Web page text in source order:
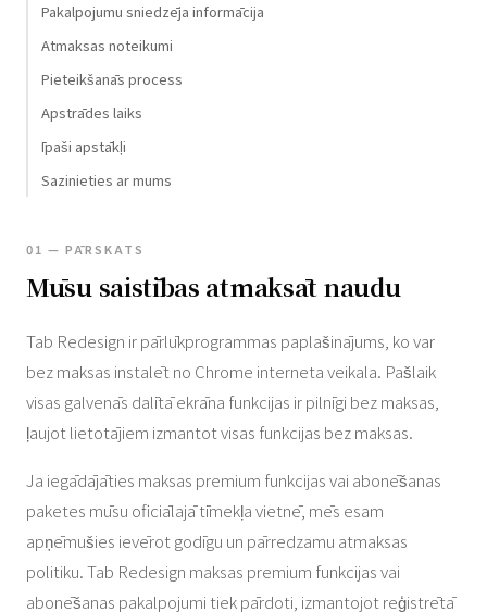
Pakalpojumu sniedzēja informācija
Atmaksas noteikumi
Pieteikšanās process
Apstrādes laiks
Īpaši apstākļi
Sazinieties ar mums
01 — PĀRSKATS
Mūsu saistības atmaksāt naudu
Tab Redesign ir pārlūkprogrammas paplašinājums, ko var
bez maksas instalēt no Chrome interneta veikala. Pašlaik
visas galvenās dalītā ekrāna funkcijas ir pilnīgi bez maksas,
ļaujot lietotājiem izmantot visas funkcijas bez maksas.
Ja iegādājāties maksas premium funkcijas vai abonēšanas
paketes mūsu oficiālajā tīmekļa vietnē, mēs esam
apņēmušies ievērot godīgu un pārredzamu atmaksas
politiku. Tab Redesign maksas premium funkcijas vai
abonēšanas pakalpojumi tiek pārdoti, izmantojot reģistrētā